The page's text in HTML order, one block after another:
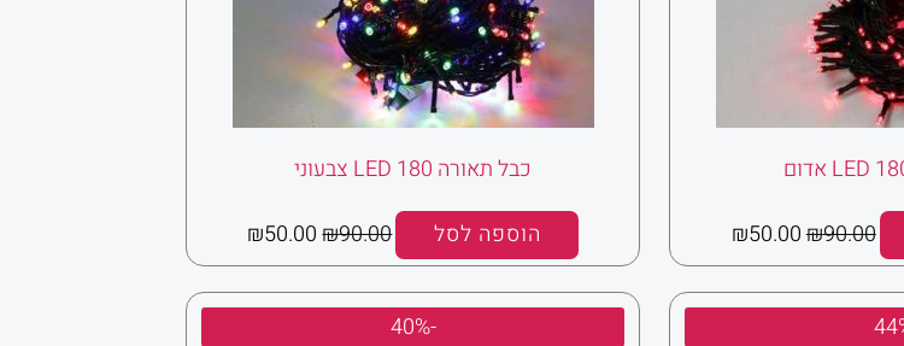
₪90.00
₪50.00
כבל תאורה 180 LED צבעוני
הוספה לסל
₪90.00
₪50.00
המחיר המחיר
-40%
המחיר
המחיר